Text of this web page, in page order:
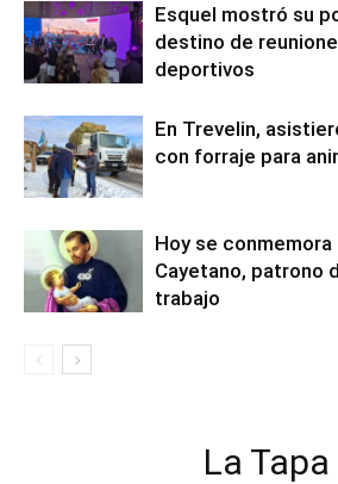
Esquel mostró su
destino de
deportivos
En Trevelin,
con forraje para
Hoy se conmemora
Cayetano, patrono
trabajo
La Tapa